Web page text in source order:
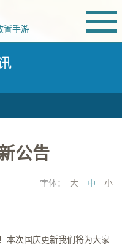
置手游
公告
字体： 大 中 小
本次国庆更新我们将为大家